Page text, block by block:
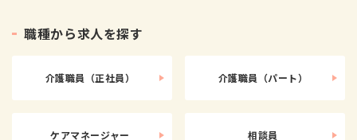
職種から求人を探す
介護職員（正社員） 介護職員（パート）
ケアマネージャー 相談員